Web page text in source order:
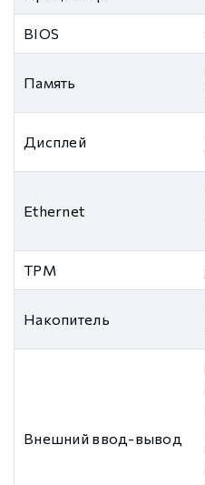
BIOS
Память
Дисплей
Ethernet
TPM
Накопитель
Внешний ввод-вывод